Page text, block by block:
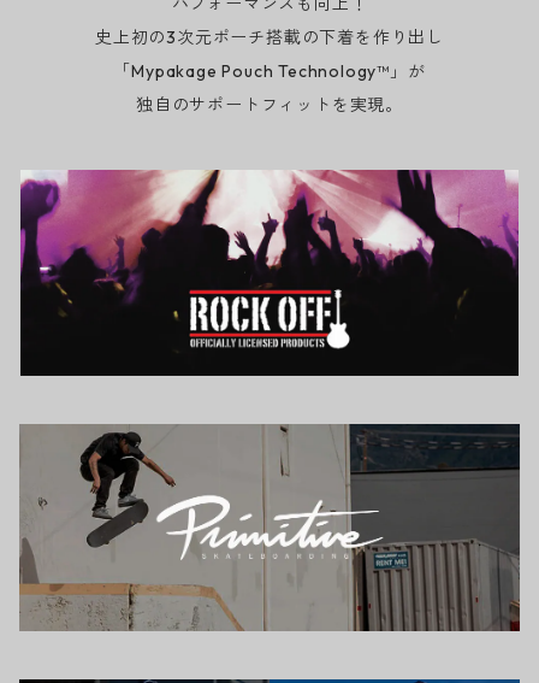
史上初の3次元ポーチ搭載の下着を作り出し
「Mypakage Pouch Technology™」が
独自のサポートフィットを実現。